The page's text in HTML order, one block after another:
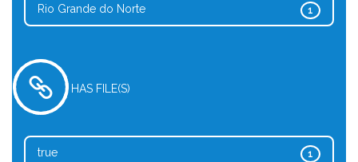
1
Rio Grande do Norte
HAS FILE(S)
1
true